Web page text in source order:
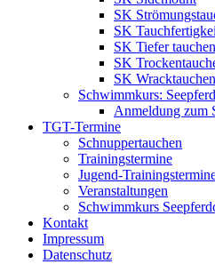
SK
SK
SK Tiefer tauchen
SK
SK Wracktauchen
Schwimmkurs:
Anmeldung zum
TGT-Termine
Schnuppertauchen
Trainingstermine
Jugend-
Veranstaltungen
Schwimmkurs
Kontakt
Impressum
Datenschutz